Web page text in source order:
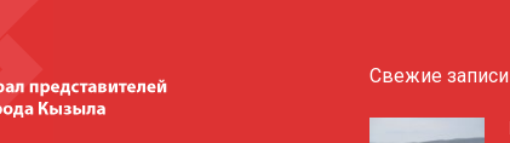
Свежие записи